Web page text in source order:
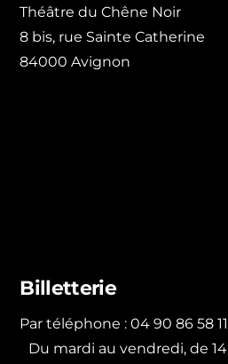
Théâtre du Chêne Noir
8 bis, rue Sainte Catherine
84000 Avignon
Billetterie
Par téléphone : 04 90 86 58 11
Du mardi au vendredi, de